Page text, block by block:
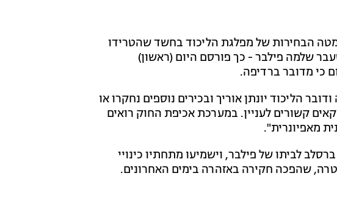
הבחירות של מפלגת הליכוד בחשד שהטרידו
התקשורת לשעבר שלמה פילבר - כך פורסם היום (ראשון)
הליכוד יונתן אוריך ובכירים נוספים נחקרו או
קשורים לעניין. במערכת אכיפת החוק רואים
מאפיונרית".
לביתו של פילבר, וישמיעו מתחתיו כינויי
שהפכה חקירה באזהרה בימים האחרונים.